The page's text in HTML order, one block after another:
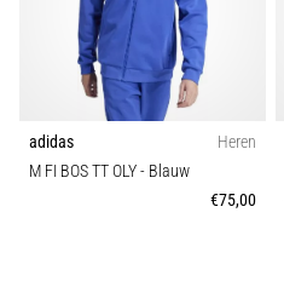
adidas
Heren
M FI BOS TT OLY- Blauw
€75,00